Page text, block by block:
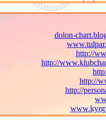
dolon-
http://
http://
http://
http://